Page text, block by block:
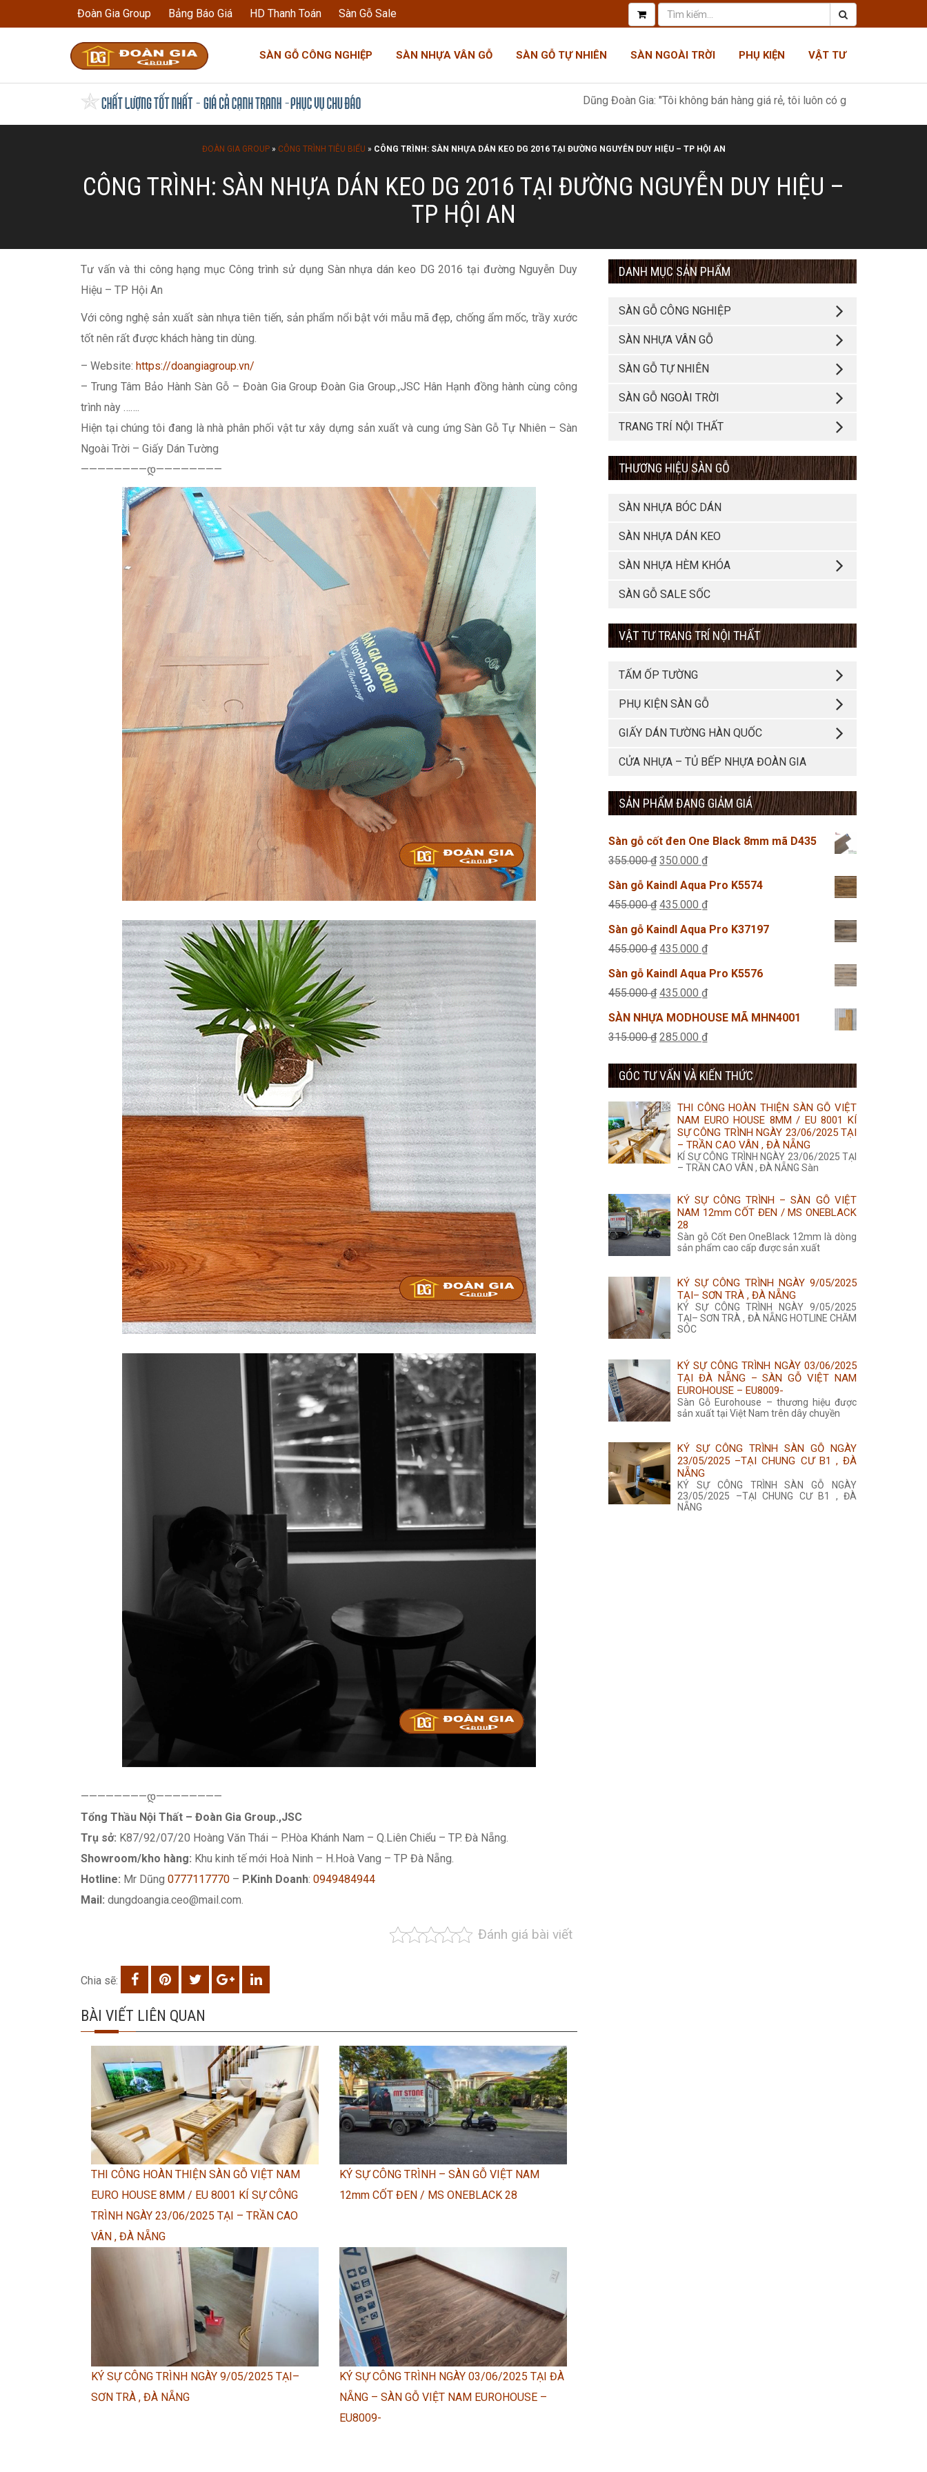
Đoàn Gia Group Bảng Báo Giá HD Thanh Toán Sàn Gỗ Sale
SÀN GỖ CÔNG NGHIỆP SÀN NHỰA VÂN GỖ SÀN GỖ TỰ NHIÊN SÀN NGOÀI TRỜI PHỤ KIỆN VẬT TƯ
Dũng Đoàn Gia: "Tôi không bán hàng giá rẻ, tôi luôn có giá tốt nhất, như một món
ĐOÀN GIA GROUP» CÔNG TRÌNH TIÊU BIỂU » CÔNG TRÌNH: SÀN NHỰA DÁN KEO DG 2016 TẠI ĐƯỜNG NGUYỄN DUY HIỆU – TP HỘI AN
CÔNG TRÌNH: SÀN NHỰA DÁN KEO DG 2016 TẠI ĐƯỜNG NGUYỄN DUY HIỆU –
TP HỘI AN
Tư vấn và thi công hạng mục Công trình sử dụng Sàn nhựa dán keo DG 2016 tại đường Nguyễn Duy
Hiệu – TP Hội An
Với công nghệ sản xuất sàn nhựa tiên tiến, sản phẩm nổi bật với mẫu mã đẹp, chống ẩm mốc, trầy xước
tốt nên rất được khách hàng tin dùng.
– Website: https://doangiagroup.vn/
– Trung Tâm Bảo Hành Sàn Gỗ – Đoàn Gia Group Đoàn Gia Group.,JSC Hân Hạnh đồng hành cùng công
trình này …….
Hiện tại chúng tôi đang là nhà phân phối vật tư xây dựng sản xuất và cung ứng Sàn Gỗ Tự Nhiên – Sàn
Ngoài Trời – Giấy Dán Tường
————————დ————————
————————დ————————
Tổng Thầu Nội Thất – Đoàn Gia Group.,JSC
Trụ sở: K87/92/07/20 Hoàng Văn Thái – P.Hòa Khánh Nam – Q.Liên Chiểu – TP. Đà Nẵng.
Showroom/kho hàng: Khu kinh tế mới Hoà Ninh – H.Hoà Vang – TP Đà Nẵng.
Hotline: Mr Dũng 0777117770 – P.Kinh Doanh: 0949484944
Mail: dungdoangia.ceo@mail.com.
Đánh giá bài viết
Chia sẽ:
BÀI VIẾT LIÊN QUAN
THI CÔNG HOÀN THIỆN SÀN GỖ VIỆT NAM
EURO HOUSE 8MM / EU 8001 KÍ SỰ CÔNG
TRÌNH NGÀY 23/06/2025 TẠI – TRẦN CAO
VÂN , ĐÀ NẴNG
KÝ SỰ CÔNG TRÌNH – SÀN GỖ VIỆT NAM
12mm CỐT ĐEN / MS ONEBLACK 28
KÝ SỰ CÔNG TRÌNH NGÀY 9/05/2025 TẠI–
SƠN TRÀ , ĐÀ NẴNG
KÝ SỰ CÔNG TRÌNH NGÀY 03/06/2025 TẠI ĐÀ
NẴNG – SÀN GỖ VIỆT NAM EUROHOUSE –
EU8009-
DANH MỤC SẢN PHẨM
SÀN GỖ CÔNG NGHIỆP
SÀN NHỰA VÂN GỖ
SÀN GỖ TỰ NHIÊN
SÀN GỖ NGOÀI TRỜI
TRANG TRÍ NỘI THẤT
THƯƠNG HIỆU SÀN GỖ
SÀN NHỰA BÓC DÁN
SÀN NHỰA DÁN KEO
SÀN NHỰA HÈM KHÓA
SÀN GỖ SALE SỐC
VẬT TƯ TRANG TRÍ NỘI THẤT
TẤM ỐP TƯỜNG
PHỤ KIỆN SÀN GỖ
GIẤY DÁN TƯỜNG HÀN QUỐC
CỬA NHỰA – TỦ BẾP NHỰA ĐOÀN GIA
SẢN PHẨM ĐANG GIẢM GIÁ
Sàn gỗ cốt đen One Black 8mm mã D435
355.000₫ Giá
gốc
là:
350.000 ₫Giá
hiện
tại
350.000 ₫.
Sàn gỗ Kaindl Aqua Pro K5574
455.000₫ Giá
gốc
là:
435.000 ₫Giá
hiện
tại
435.000 ₫.
Sàn gỗ Kaindl Aqua Pro K37197
455.000₫ Giá
gốc
là:
435.000 ₫Giá
hiện
tại
435.000 ₫.
Sàn gỗ Kaindl Aqua Pro K5576
455.000₫ Giá
gốc
là:
435.000 ₫Giá
hiện
tại
435.000 ₫.
SÀN NHỰA MODHOUSE MÃ MHN4001
315.000₫ Giá
là:
285.000 ₫Giá
tại
285.000 ₫.
GÓC TƯ VẤN VÀ KIẾN THỨC
THI CÔNG HOÀN THIỆN SÀN GỖ VIỆT
NAM EURO HOUSE 8MM / EU 8001 KÍ
SỰ CÔNG TRÌNH NGÀY 23/06/2025 TẠI
– TRẦN CAO VÂN , ĐÀ NẴNG
KÍ SỰ CÔNG TRÌNH NGÀY 23/06/2025 TẠI
– TRẦN CAO VÂN , ĐÀ NẴNG Sàn
KÝ SỰ CÔNG TRÌNH – SÀN GỖ VIỆT
NAM 12mm CỐT ĐEN / MS ONEBLACK
28
Sàn gỗ Cốt Đen OneBlack 12mm là dòng
sản phẩm cao cấp được sản xuất
KÝ SỰ CÔNG TRÌNH NGÀY 9/05/2025
TẠI– SƠN TRÀ , ĐÀ NẴNG
KÝ SỰ CÔNG TRÌNH NGÀY 9/05/2025
TẠI– SƠN TRÀ , ĐÀ NẴNG HOTLINE CHĂM
SÓC
KÝ SỰ CÔNG TRÌNH NGÀY 03/06/2025
TẠI ĐÀ NẴNG – SÀN GỖ VIỆT NAM
EUROHOUSE – EU8009-
Sàn Gỗ Eurohouse – thương hiệu được
sản xuất tại Việt Nam trên dây chuyền
KÝ SỰ CÔNG TRÌNH SÀN GỖ NGÀY
23/05/2025 –TẠI CHUNG CƯ B1 , ĐÀ
NẴNG
KÝ SỰ CÔNG TRÌNH SÀN GỖ NGÀY
23/05/2025 –TẠI CHUNG CƯ B1 , ĐÀ
NẴNG